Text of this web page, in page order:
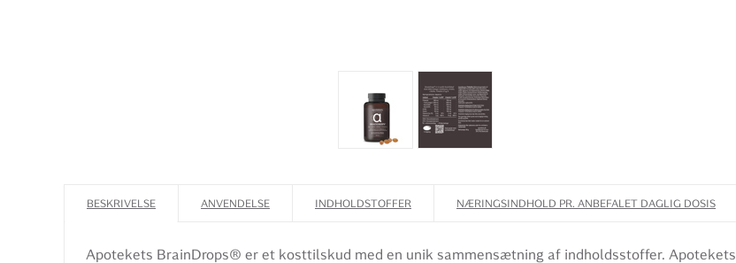
BESKRIVELSE ANVENDELSE INDHOLDSTOFFER NÆRINGSINDHOLD PR. ANBEFALET DAGLIG DOSIS
Apotekets BrainDrops® er et kosttilskud med en unik sammensætning af indholdsstoffer. Apotekets